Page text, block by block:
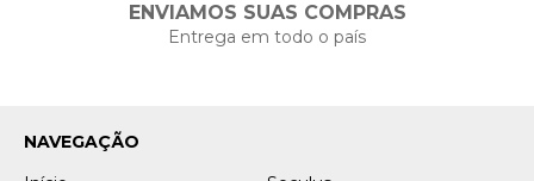
ENVIAMOS SUAS COMPRAS
Entrega em todo o país
NAVEGAÇÃO